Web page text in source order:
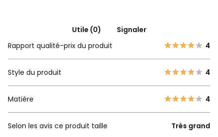
Utile (0)
Signaler
Rapport qualité-prix du produit
4
Style du produit 4
Matière 4
Selon les avis ce produit taille Très grand